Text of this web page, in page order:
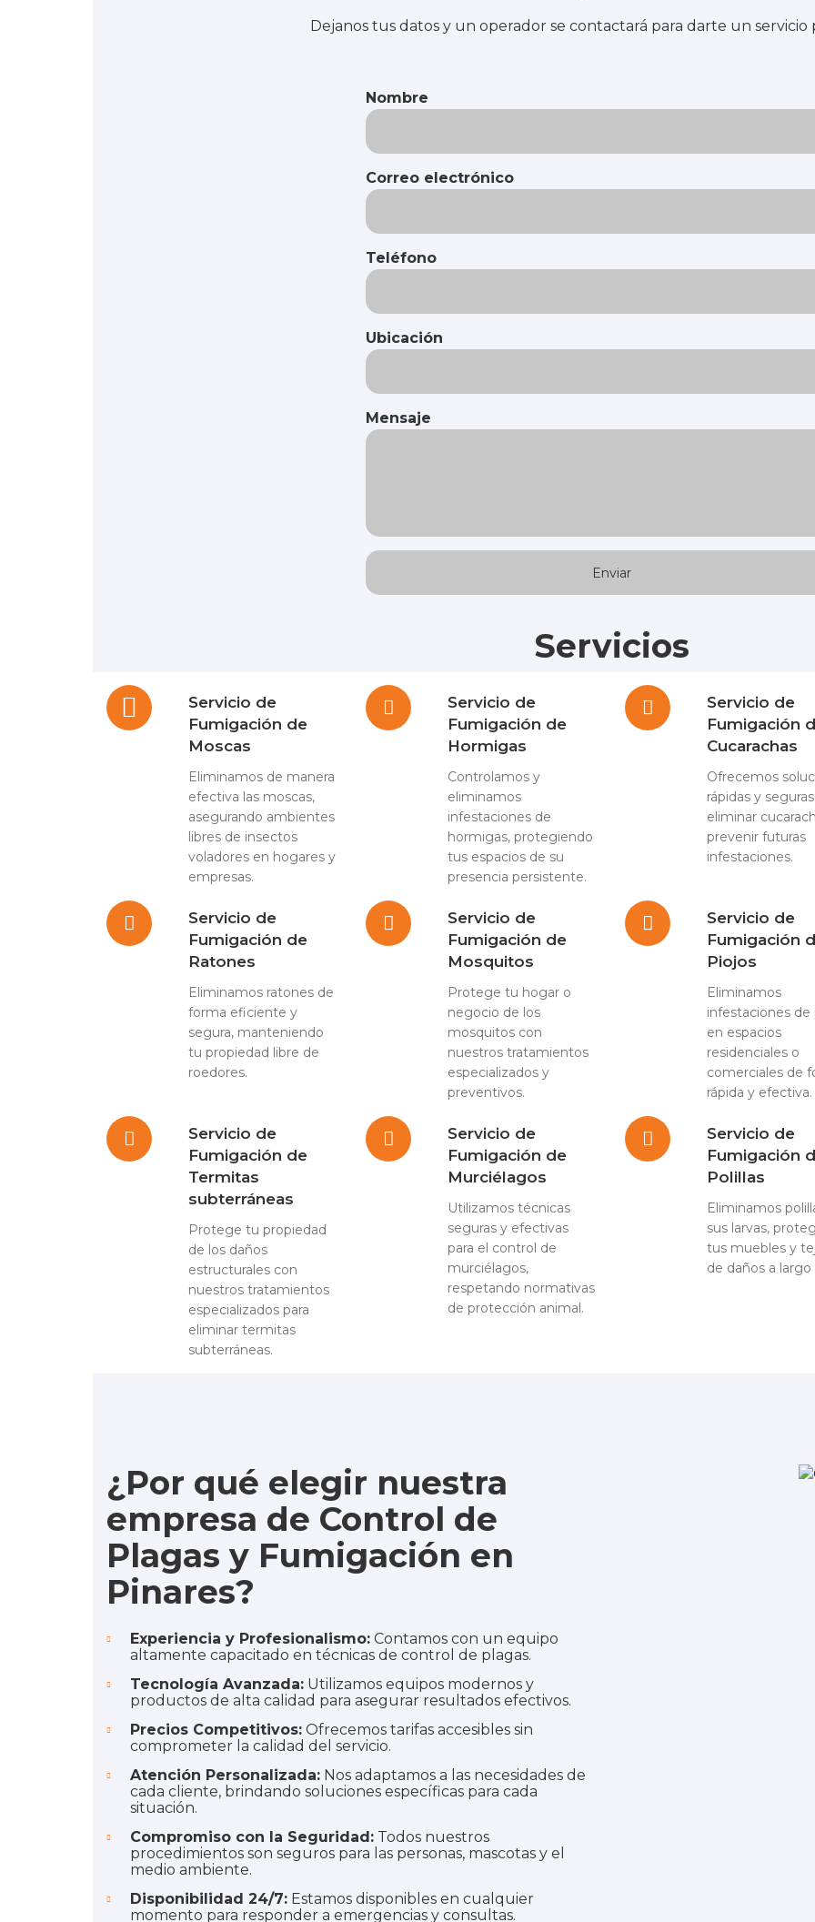
Dejanos tus datos y un operador se contactará para darte un servicio
Nombre
Correo electrónico
Teléfono
Ubicación
Mensaje
Servicios
Servicio de
Fumigación de
Moscas
Eliminamos de manera
efectiva las moscas,
asegurando ambientes
libres de insectos
voladores en hogares y
empresas.
Servicio de
Fumigación de
Hormigas
Controlamos y
eliminamos
infestaciones de
hormigas, protegiendo
tus espacios de su
presencia persistente.
Servicio de
Fumigación
Cucarachas
Ofrecemos
rápidas y
eliminar
prevenir futuras
infestaciones.
Servicio de
Fumigación de
Ratones
Eliminamos ratones de
forma eficiente y
segura, manteniendo
tu propiedad libre de
roedores.
Servicio de
Fumigación de
Mosquitos
Protege tu hogar o
negocio de los
mosquitos con
nuestros tratamientos
especializados y
preventivos.
Servicio de
Fumigación
Piojos
Eliminamos
infestaciones de
en espacios
residenciales o
comerciales de
rápida y efectiva.
Servicio de
Fumigación de
Termitas
subterráneas
Protege tu propiedad
de los daños
estructurales con
nuestros tratamientos
especializados para
eliminar termitas
subterráneas.
Servicio de
Fumigación de
Murciélagos
Utilizamos técnicas
seguras y efectivas
para el control de
murciélagos,
respetando normativas
de protección animal.
Servicio de
Fumigación
Polillas
Eliminamos
sus larvas,
tus muebles y
de daños a largo
¿Por qué elegir nuestra
empresa de Control de
Plagas y Fumigación en
Pinares?
Experiencia y Profesionalismo: Contamos con un equipo
altamente capacitado en técnicas de control de plagas.
Tecnología Avanzada: Utilizamos equipos modernos y
productos de alta calidad para asegurar resultados efectivos.
Precios Competitivos: Ofrecemos tarifas accesibles sin
comprometer la calidad del servicio.
Atención Personalizada: Nos adaptamos a las necesidades de
cada cliente, brindando soluciones específicas para cada
situación.
Compromiso con la Seguridad: Todos nuestros
procedimientos son seguros para las personas, mascotas y el
medio ambiente.
Disponibilidad 24/7: Estamos disponibles en cualquier
momento para responder a emergencias y consultas.